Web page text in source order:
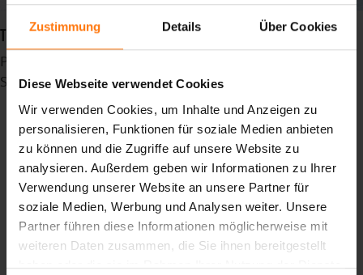
Zustimmung Details Über Cookies
Diese Webseite verwendet Cookies
Wir verwenden Cookies, um Inhalte und Anzeigen zu
personalisieren, Funktionen für soziale Medien anbieten
zu können und die Zugriffe auf unsere Website zu
analysieren. Außerdem geben wir Informationen zu Ihrer
Verwendung unserer Website an unsere Partner für
soziale Medien, Werbung und Analysen weiter. Unsere
Partner führen diese Informationen möglicherweise mit
weiteren Daten zusammen, die Sie ihnen bereitgestellt
haben oder die sie im Rahmen Ihrer Nutzung der Dienste
TEAMGEIST. PERFORMANCE. PASSION. – SEIT 25 JAHREN
Publiziert in
Schlagwörter
madebpros
Heimat
Standort
oberammergau
canyouridetheline
gloves
Summer
Sommer
bike